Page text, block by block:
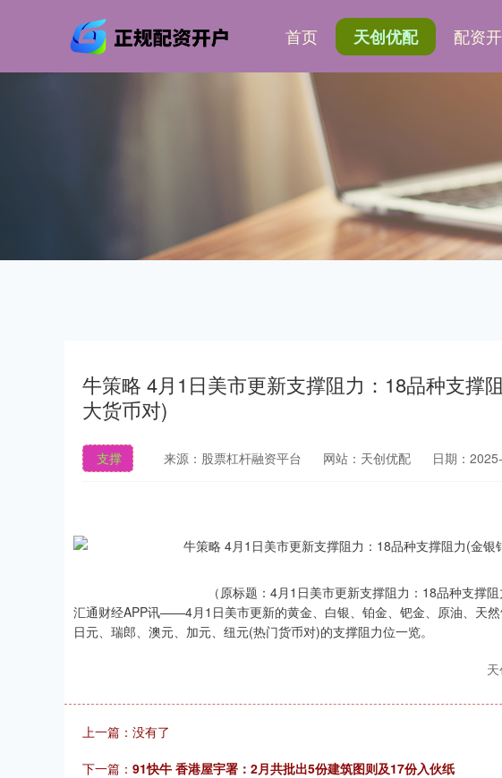
首页 天创优配 配资
牛策略 4月1日美市更新支撑阻力：18品种支撑
大货币对)
支撑 来源：股票杠杆融资平台 网站：天创优配 日期：
（原标题：4月1日美市更新支撑阻力：18品种支撑
汇通财经APP讯——4月1日美市更新的黄金、白银、铂金、钯金、原油、天然
日元、瑞郎、澳元、加元、纽元(热门货币对)的支撑阻力位一览。
上一篇：没有了
下一篇： 91快牛 香港屋宇署：2月共批出5份建筑图则及17份入伙纸